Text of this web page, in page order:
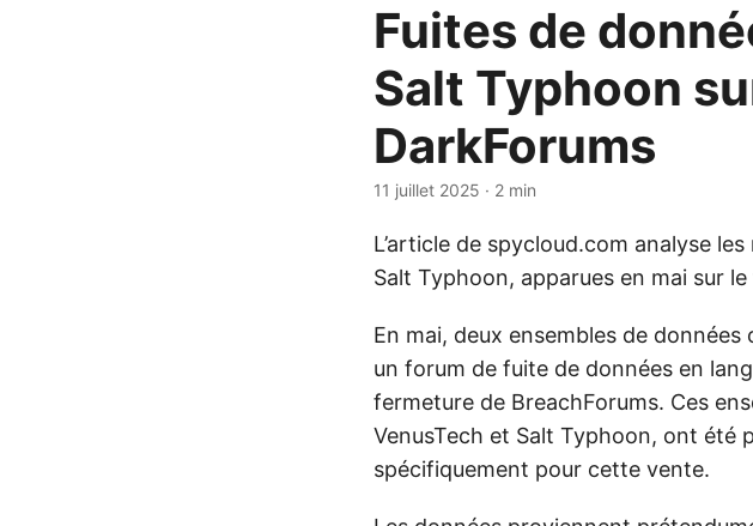
Fuites de
Salt Typhoon
DarkForums
11 juillet 2025 · 2 min
L’article de spycloud.com analyse
Salt Typhoon, apparues en mai sur
En mai, deux ensembles de
un forum de fuite de données en
fermeture de BreachForums. Ces
VenusTech et Salt Typhoon, ont été
spécifiquement pour cette vente.